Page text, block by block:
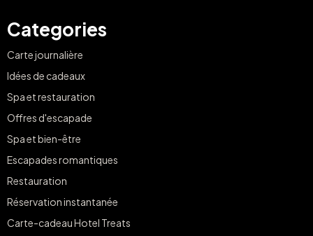
Categories
Carte journalière
Idées de cadeaux
Spa et restauration
Offres d'escapade
Spa et bien-être
Escapades romantiques
Restauration
Réservation instantanée
Carte-cadeau Hotel Treats